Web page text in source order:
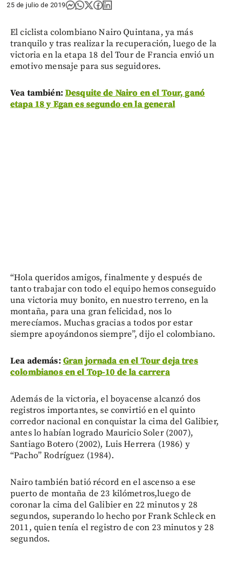
25 de julio de 2019
El ciclista colombiano Nairo Quintana, ya más
tranquilo y tras realizar la recuperación, luego de la
victoria en la etapa 18 del Tour de Francia envió un
emotivo mensaje para sus seguidores.
Vea también: Desquite de Nairo en el Tour, ganó
etapa 18 y Egan es segundo en la general
“Hola queridos amigos, finalmente y después de
tanto trabajar con todo el equipo hemos conseguido
una victoria muy bonito, en nuestro terreno, en la
montaña, para una gran felicidad, nos lo
merecíamos. Muchas gracias a todos por estar
siempre apoyándonos siempre”, dijo el colombiano.
Lea además: Gran jornada en el Tour deja tres
colombianos en el Top-10 de la carrera
Además de la victoria, el boyacense alcanzó dos
registros importantes, se convirtió en el quinto
corredor nacional en conquistar la cima del Galibier,
antes lo habían logrado Mauricio Soler (2007),
Santiago Botero (2002), Luis Herrera (1986) y
“Pacho” Rodríguez (1984).
Nairo también batió récord en el ascenso a ese
puerto de montaña de 23 kilómetros,luego de
coronar la cima del Galibier en 22 minutos y 28
segundos, superando lo hecho por Frank Schleck en
2011, quien tenía el registro de con 23 minutos y 28
segundos.